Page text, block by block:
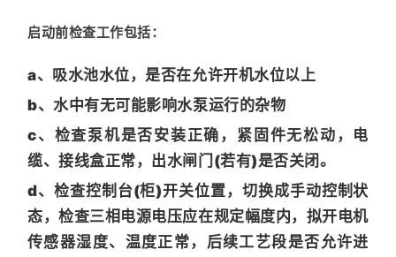
启动前检查工作包括：
a、吸水池水位，是否在允许开机水位以上
b、水中有无可能影响水泵运行的杂物
c、检查泵机是否安装正确，紧固件无松动，电
缆、接线盒正常，出水闸门(若有)是否关闭。
d、检查控制台(柜)开关位置，切换成手动控制状
态，检查三相电源电压应在规定幅度内，拟开电机
传感器湿度、温度正常，后续工艺段是否允许进